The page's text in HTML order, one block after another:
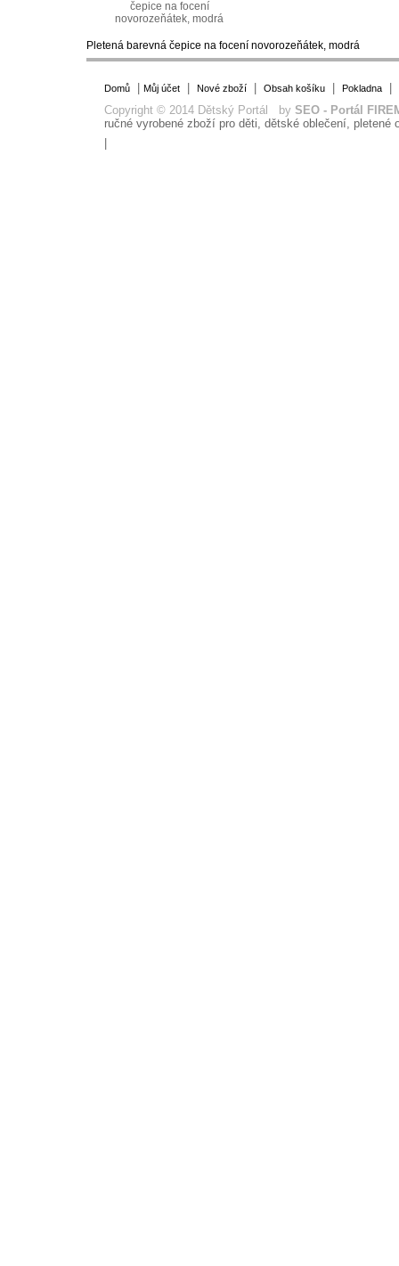
čepice na focení
novorozeňátek, modrá
Pletená barevná čepice na focení novorozeňátek, modrá
Domů| Můj účet| Nové zboží| Obsah košíku| Pokladna|
Copyright © 2014 Dětský Portál by SEO - Portál
ručné vyrobené zboží pro děti, dětské oblečení, pletené